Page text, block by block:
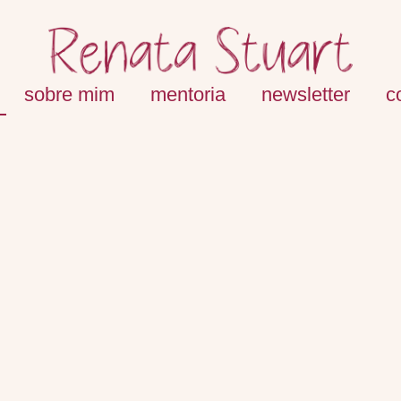
sobre mim mentoria newsletter